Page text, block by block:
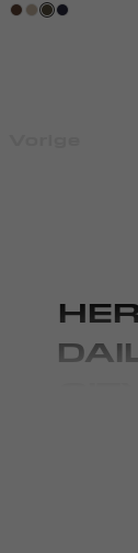
donkerbruin
kit,donkerkhaki
blauw,